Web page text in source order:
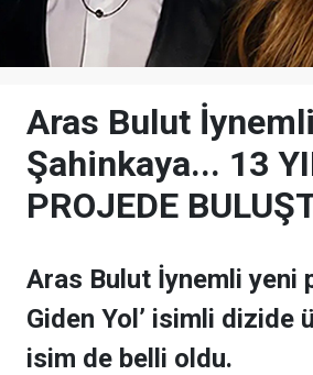
Aras Bulut
Şahinkaya... 13
PROJEDE
Aras Bulut İynemli yeni
Giden Yol’ isimli dizide
isim de belli oldu.